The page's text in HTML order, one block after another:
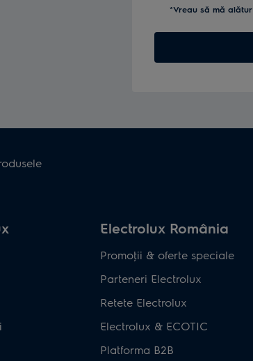
*Vreau să mă alătur
Electrolux România
Promoţii & oferte speciale
Parteneri Electrolux
Retete Electrolux
Electrolux & ECOTIC
Platforma B2B